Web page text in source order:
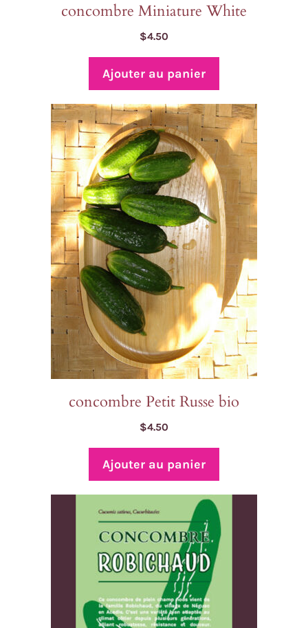
concombre Miniature White
$4.50
Ajouter au panier
concombre Petit Russe bio
$4.50
Ajouter au panier